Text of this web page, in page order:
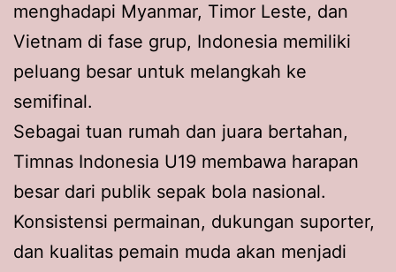
menghadapi Myanmar, Timor Leste, dan
Vietnam di fase grup, Indonesia memiliki
peluang besar untuk melangkah ke
semifinal.
Sebagai tuan rumah dan juara bertahan,
Timnas Indonesia U19 membawa harapan
besar dari publik sepak bola nasional.
Konsistensi permainan, dukungan suporter,
dan kualitas pemain muda akan menjadi